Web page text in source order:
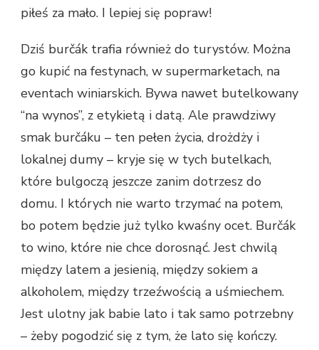
piłeś za mało. I lepiej się popraw!
Dziś burčák trafia również do turystów. Można
go kupić na festynach, w supermarketach, na
eventach winiarskich. Bywa nawet butelkowany
“na wynos”, z etykietą i datą. Ale prawdziwy
smak burčáku – ten pełen życia, drożdży i
lokalnej dumy – kryje się w tych butelkach,
które bulgoczą jeszcze zanim dotrzesz do
domu. I których nie warto trzymać na potem,
bo potem będzie już tylko kwaśny ocet. Burčák
to wino, które nie chce dorosnąć. Jest chwilą
między latem a jesienią, między sokiem a
alkoholem, między trzeźwością a uśmiechem.
Jest ulotny jak babie lato i tak samo potrzebny
– żeby pogodzić się z tym, że lato się kończy.